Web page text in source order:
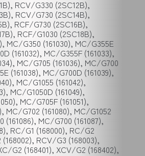
RCV/G330 (2SC12B),
RCV/G730 (2SC14B),
RCF/G730 (2SC16B),
RCF/G1030 (2SC18B),
MC/G350 (161030), MC/G355E
(161032), MC/G355F (161033),
MC/G705 (161036), MC/G700
(161038), MC/G700D (161039),
MC/G1055 (161042),
MC/G1050D (161049),
MC/G705F (161051),
MC/G702 (161080), MC/G1052
(161086), MC/G700 (161087),
RC/G1 (168000), RC/G2
RCV/G3 (168003),
G2 (168401), XCV/G2 (168402),